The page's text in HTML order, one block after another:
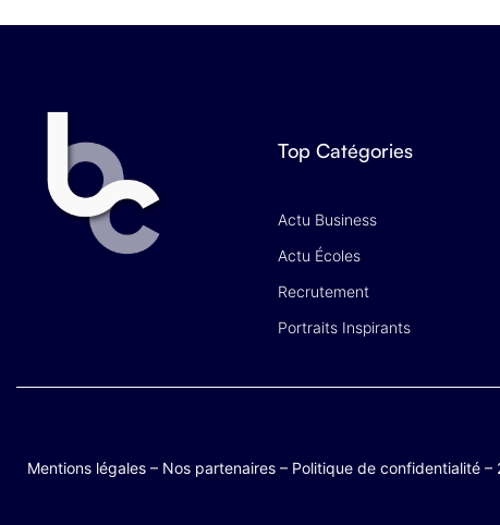
Top Catégories
Actu Business
Actu Écoles
Recrutement
Portraits Inspirants
Mentions légales – Nos partenaires – Politique de confidentialité –